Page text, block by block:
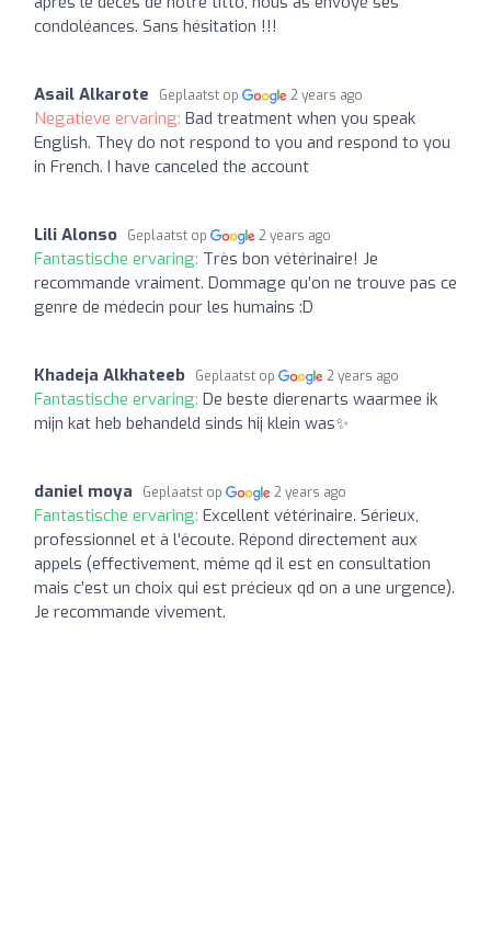
condoléances. Sans hésitation !!!
Asail Alkarote Geplaatst op 2 years ago
Negatieve ervaring: Bad treatment when you speak
English. They do not respond to you and respond to you
in French. I have canceled the account
Lili Alonso Geplaatst op 2 years ago
Fantastische ervaring: Très bon vétérinaire! Je
recommande vraiment. Dommage qu’on ne trouve pas ce
genre de médecin pour les humains :D
Khadeja Alkhateeb Geplaatst op 2 years ago
Fantastische ervaring: De beste dierenarts waarmee ik
mijn kat heb behandeld sinds hij klein was✨
daniel moya Geplaatst op 2 years ago
Fantastische ervaring: Excellent vétérinaire. Sérieux,
professionnel et à l’écoute. Répond directement aux
appels (effectivement, même qd il est en consultation
mais c’est un choix qui est précieux qd on a une urgence).
Je recommande vivement.